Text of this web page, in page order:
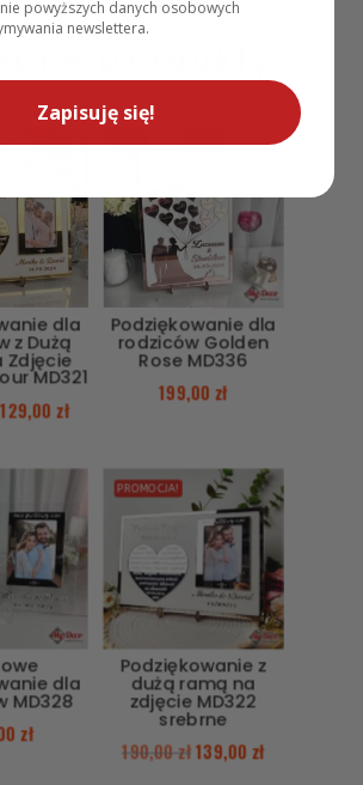
dla
z Dużą
Zdjęcie
MD321
129,00 zł
Podziękowanie dla
rodziców Golden
Rose MD336
199,00 zł
dla
MD328
zł
PROMOCJA!
Podziękowanie z
dużą ramą na
zdjęcie MD322
srebrne
190,00 zł139,00 zł
powyższych danych osobowych
newslettera.
Zapisuję się!